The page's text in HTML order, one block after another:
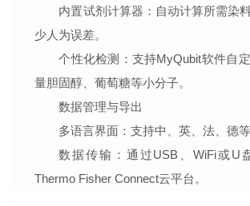
内置试剂计算器 ：自动计算所需染
少人为误差。
个性化检测 ：支持MyQubit软件自
量胆固醇、葡萄糖等小分子。
数据管理与导出
多语言界面 ：支持中、英、法、德
数据传输 ：通过USB、WiFi或U
Thermo Fisher Connect云平台。